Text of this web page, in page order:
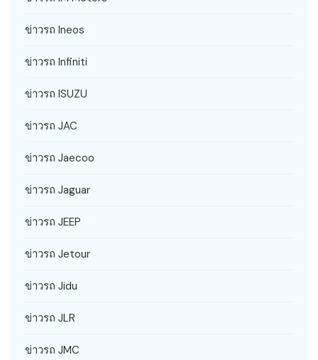
ข่าวรถ Ineos
ข่าวรถ Infiniti
ข่าวรถ ISUZU
ข่าวรถ JAC
ข่าวรถ Jaecoo
ข่าวรถ Jaguar
ข่าวรถ JEEP
ข่าวรถ Jetour
ข่าวรถ Jidu
ข่าวรถ JLR
ข่าวรถ JMC